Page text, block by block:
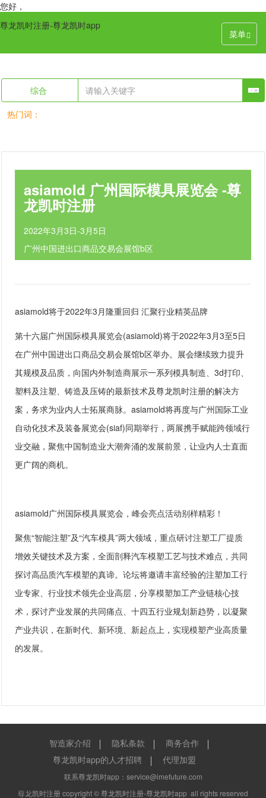
您好，
菜单
尊龙凯时注册-尊龙凯时app
综合
热门词：
asiamold 广州国际模具展览会 -尊
龙凯时注册
2022年3月3日-3月5日
广州中国进出口商品交易会展馆b区
asiamold将于2022年3月隆重回归 汇聚行业精英品牌
第十六届广州国际模具展览会(asiamold)将于2022年3月3至5日
在广州中国进出口商品交易会展馆b区举办。展会继续致力提升
其规模及品质，向国内外制造商展示一系列模具制造、3d打印、
塑料及注塑、铸造及压铸的最新技术及尊龙凯时注册的解决方
案，务求为业内人士拓展商脉。asiamold将再度与广州国际工业
自动化技术及装备展览会(siaf)同期举行，两展携手赋能跨领域行
业交融，聚焦中国制造业大潮奔涌的发展前景，让业内人士直面
更广阔的商机。
asiamold广州国际模具展览会，峰会亮点活动别样精彩！
聚焦“智能注塑”及“汽车模具”两大领域，重点研讨注塑工厂提质
增效关键技术及方案，全面剖释汽车模塑工艺与技术难点，共同
探讨高品质汽车模塑的真谛。论坛将邀请丰富经验的注塑加工行
业专家、行业技术领先企业高层，分享模塑加工产业链核心技
术，探讨产业发展的共同痛点、十四五行业规划新趋势，以凝聚
产业共识，在新时代、新环境、新起点上，实现模塑产业高质量
的发展。
智造家介绍 隐私条款
商务合作
尊龙凯时app的人才招聘
代理加盟
联系尊龙凯时app： service@imefuture.com
尊龙凯时注册 copyright ©尊龙凯时注册-尊龙凯时app all rights reserved
网站地图